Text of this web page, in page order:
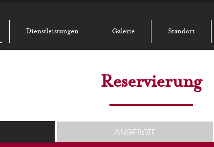
Dienstleistungen Galerie Standort
Reservierung
ANGEBOTE